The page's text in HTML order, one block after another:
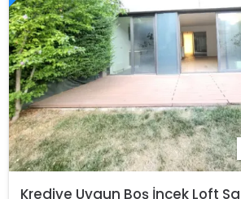
Krediye Uygun Boş İncek Loft